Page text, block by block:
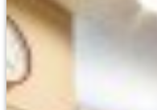
HIROSHIMA
지역으로 찾기